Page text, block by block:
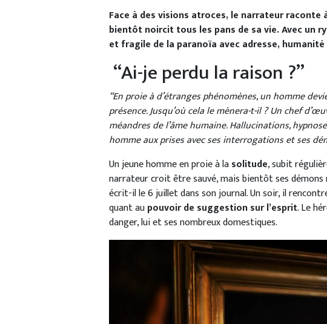
Face à des visions atroces, le narrateur
bientôt noircit tous les pans de sa vie. Avec un
et fragile de la paranoïa avec adresse,
“Ai-je perdu la raison ?”
“En proie à d’étranges phénomènes, un homme
présence. Jusqu’où cela le mènera-t-il ? Un chef
méandres de l’âme humaine. Hallucinations,
homme aux prises avec ses interrogations et ses
Un jeune homme en proie à lasolitude, subit
narrateur croit être sauvé, mais bientôt ses
écrit-il le 6 juillet dans son journal. Un soir, il
quant aupouvoir de suggestion sur l’esprit. Le
danger, lui et ses nombreux domestiques.